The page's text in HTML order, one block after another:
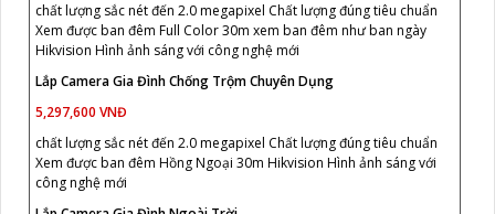
chất lượng sắc nét đến 2.0 megapixel Chất lượng đúng tiêu chuẩn
Xem được ban đêm Full Color 30m xem ban đêm như ban ngày
Hikvision Hình ảnh sáng với công nghệ mới
Lắp Camera Gia Đình Chống Trộm Chuyên Dụng
5,297,600 VNĐ
chất lượng sắc nét đến 2.0 megapixel Chất lượng đúng tiêu chuẩn
Xem được ban đêm Hồng Ngoại 30m Hikvision Hình ảnh sáng với
công nghệ mới